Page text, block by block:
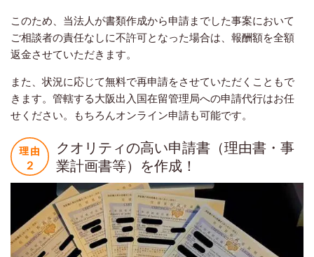
このため、当法人が書類作成から申請までした事案において
ご相談者の責任なしに不許可となった場合は、報酬額を全額
返金させていただきます。
また、状況に応じて無料で再申請をさせていただくこともで
きます。管轄する大阪出入国在留管理局への申請代行はお任
せください。もちろんオンライン申請も可能です。
クオリティの高い申請書（理由書・事
業計画書等）を作成！